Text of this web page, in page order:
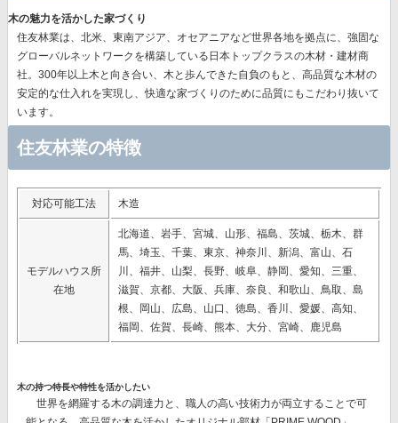
木の魅力を活かした家づくり
住友林業は、北米、東南アジア、オセアニアなど世界各地を拠点に、強固な
グローバルネットワークを構築している日本トップクラスの木材・建材商
社。300年以上木と向き合い、木と歩んできた自負のもと、高品質な木材の
安定的な仕入れを実現し、快適な家づくりのために品質にもこだわり抜いて
います。
住友林業の特徴
対応可能工法 木造
モデルハウス所
在地
北海道、岩手、宮城、山形、福島、茨城、栃木、群
馬、埼玉、千葉、東京、神奈川、新潟、富山、石
川、福井、山梨、長野、岐阜、静岡、愛知、三重、
滋賀、京都、大阪、兵庫、奈良、和歌山、鳥取、島
根、岡山、広島、山口、徳島、香川、愛媛、高知、
福岡、佐賀、長崎、熊本、大分、宮崎、鹿児島
木の持つ特長や特性を活かしたい
世界を網羅する木の調達力と、職人の高い技術力が両立することで可